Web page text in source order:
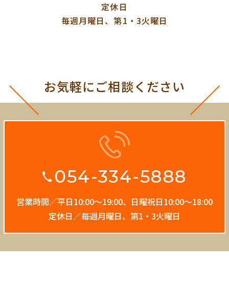
定休日
毎週月曜日、第1・3火曜日
お気軽にご相談ください
054-334-5888
営業時間／平日10:00〜19:00、 日曜祝日10:00〜18:00
定休日／毎週月曜日、第1・3火曜日